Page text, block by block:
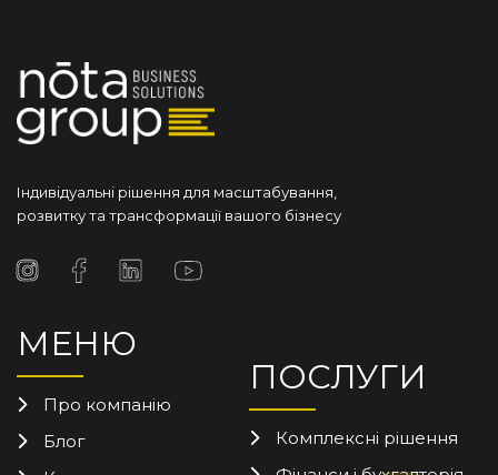
Індивідуальні рішення для масштабування,
розвитку та трансформації вашого бізнесу
МЕНЮ
Про компанію
Блог
ПОСЛУГИ
Комплексні рішення